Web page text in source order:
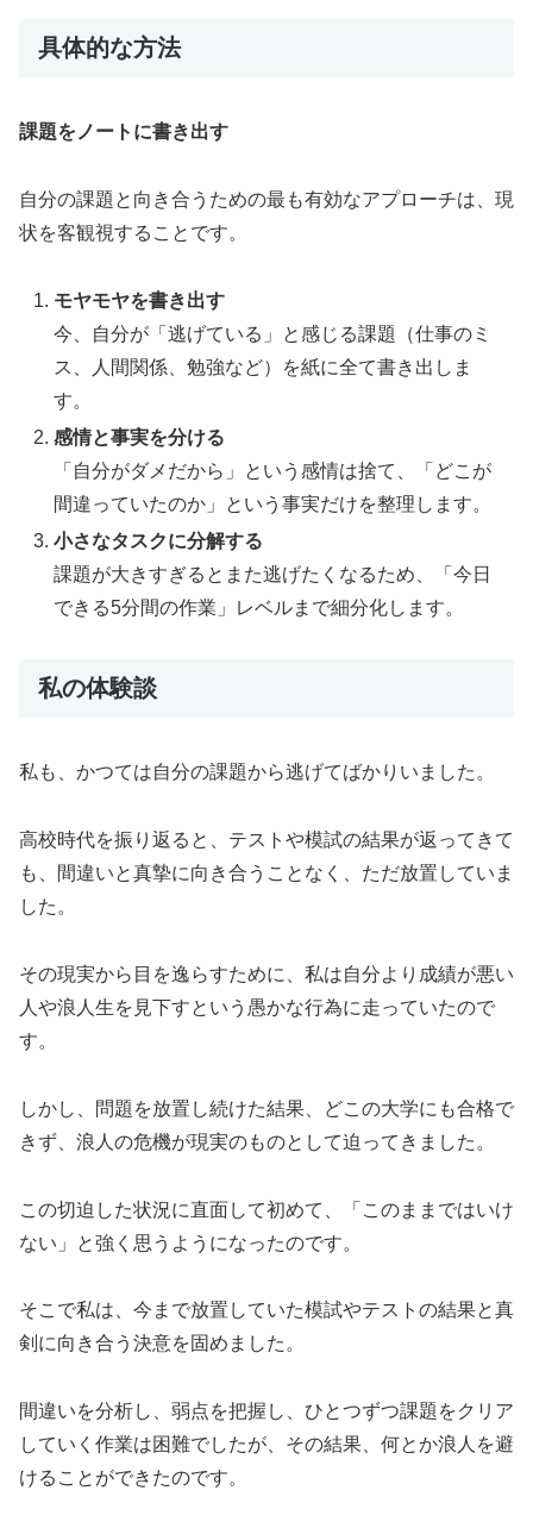
具体的な方法
課題をノートに書き出す
自分の課題と向き合うための最も有効なアプローチは、現
状を客観視することです。
モヤモヤを書き出す
今、自分が「逃げている」と感じる課題（仕事のミ
ス、人間関係、勉強など）を紙に全て書き出しま
す。
感情と事実を分ける
「自分がダメだから」という感情は捨て、「どこが
間違っていたのか」という事実だけを整理します。
小さなタスクに分解する
課題が大きすぎるとまた逃げたくなるため、「今日
できる5分間の作業」レベルまで細分化します。
私の体験談
私も、かつては自分の課題から逃げてばかりいました。
高校時代を振り返ると、テストや模試の結果が返ってきて
も、間違いと真摯に向き合うことなく、ただ放置していま
した。
その現実から目を逸らすために、私は自分より成績が悪い
人や浪人生を見下すという愚かな行為に走っていたので
す。
しかし、問題を放置し続けた結果、どこの大学にも合格で
きず、浪人の危機が現実のものとして迫ってきました。
この切迫した状況に直面して初めて、「このままではいけ
ない」と強く思うようになったのです。
そこで私は、今まで放置していた模試やテストの結果と真
剣に向き合う決意を固めました。
間違いを分析し、弱点を把握し、ひとつずつ課題をクリア
していく作業は困難でしたが、その結果、何とか浪人を避
けることができたのです。